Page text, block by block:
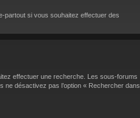
partout si vous souhaitez effectuer des
effectuer une recherche. Les sous-forums
désactivez pas l’option « Rechercher dans